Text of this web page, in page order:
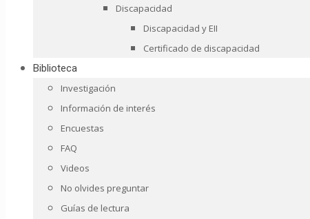
Discapacidad
Discapacidad y EII
Certificado de discapacidad
Biblioteca
Investigación
Información de interés
Encuestas
FAQ
Videos
No olvides preguntar
Guías de lectura